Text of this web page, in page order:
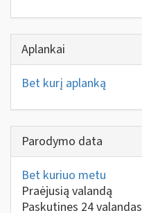
Aplankai
Bet kurį aplanką
Parodymo data
Bet kuriuo metu
Praėjusią valandą
Paskutines 24 valandas